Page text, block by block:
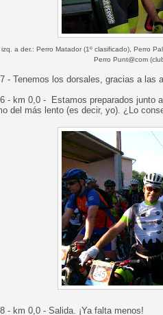
a der.: Perro Matador (1º clasificado), Perro
Perro Punt@com
- Tenemos los dorsales, gracias a las
- km 0,0 - Estamos preparados junto
del más lento (es decir, yo). ¿Lo
- km 0,0 - Salida. ¡Ya falta menos!